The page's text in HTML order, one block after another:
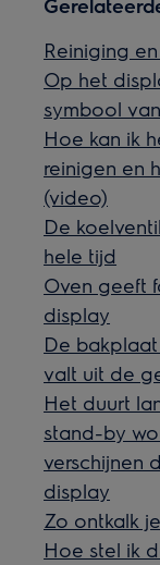
Reiniging
Op het
symbool
Hoe kan ik
reinigen en
(video)
De
hele tijd
Oven geeft
display
De
valt uit de
Het duurt
stand-by
verschijnen
display
Zo ontkalk
Hoe stel ik